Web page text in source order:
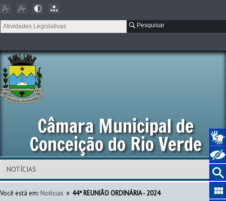
Pesquisar
Câmara Municipal de
Conceição do Rio Verde
Você está em: Notícias » 44ª REUNIÃO ORDINÁRIA - 2024